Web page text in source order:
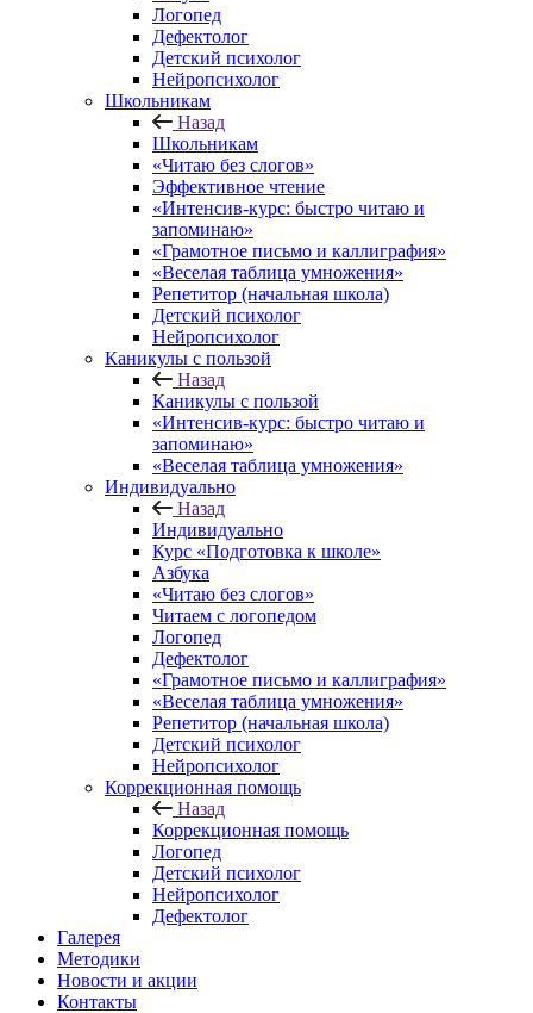
Логопед
Дефектолог
Детский психолог
Нейропсихолог
Школьникам
Назад
Школьникам
«Читаю без слогов»
Эффективное чтение
«Интенсив-курс: быстро читаю и
запоминаю»
«Грамотное письмо и каллиграфия»
«Веселая таблица умножения»
Репетитор (начальная школа)
Детский психолог
Нейропсихолог
Каникулы с пользой
Назад
Каникулы с пользой
«Интенсив-курс: быстро читаю и
запоминаю»
«Веселая таблица умножения»
Индивидуально
Назад
Индивидуально
Курс «Подготовка к школе»
Азбука
«Читаю без слогов»
Читаем с логопедом
Логопед
Дефектолог
«Грамотное письмо и каллиграфия»
«Веселая таблица умножения»
Репетитор (начальная школа)
Детский психолог
Нейропсихолог
Коррекционная помощь
Назад
Коррекционная помощь
Логопед
Детский психолог
Нейропсихолог
Дефектолог
Галерея
Методики
Новости и акции
Контакты